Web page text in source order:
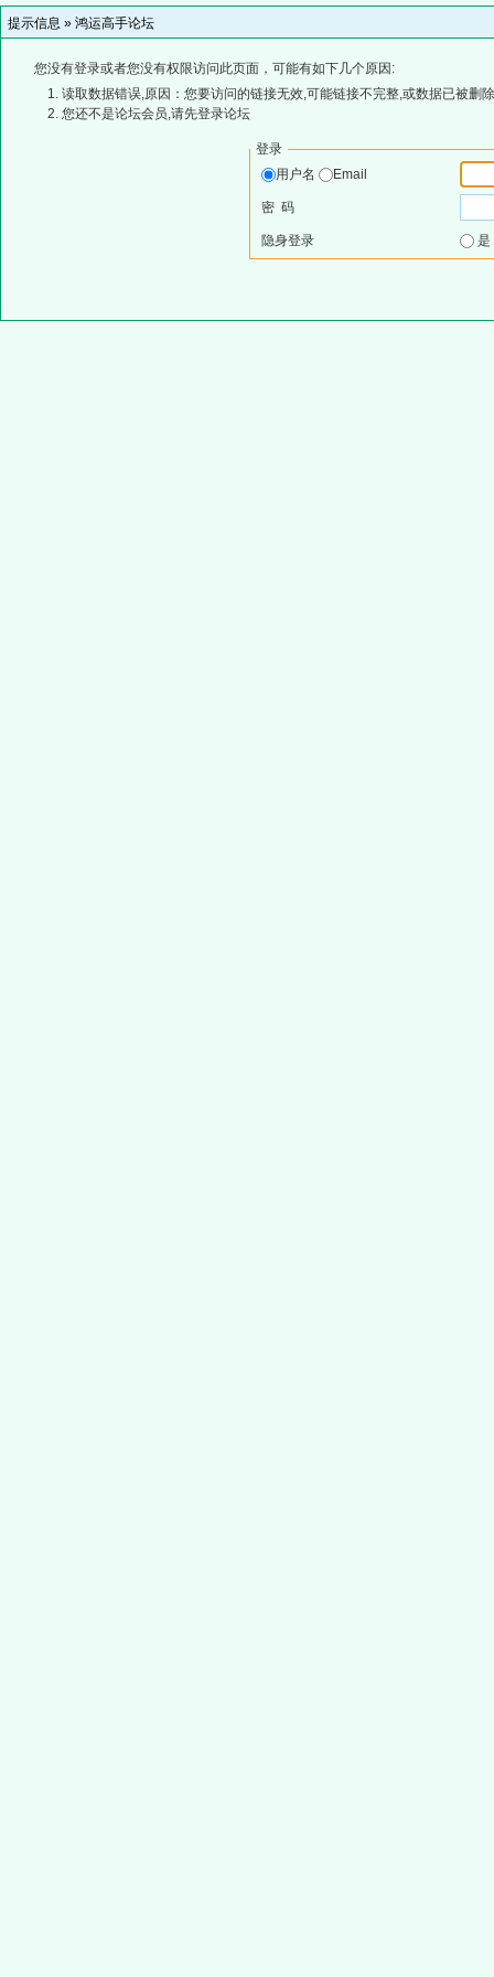
提示信息 » 鸿运高手论坛
您没有登录或者您没有权限访问此页面，可能有如下几个原因:
读取数据错误,原因：您要访问的链接无效,可能链接不完整,或数据已被删
您还不是论坛会员,请先登录论坛
登录
用户名
Email
密 码
隐身登录